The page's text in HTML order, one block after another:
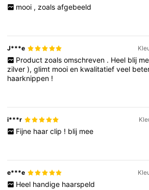
mooi , zoals afgebeeld
J***e
Product zoals omschreven . Heel blij
zilver),glimt mooien kwalitatiefveel
haarknippen !
i***r
Fijne haar clip ! blij mee
e***e
Heel handige haarspeld